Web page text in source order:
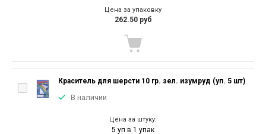
Цена за упаковку
262.50 руб
Краситель для шерсти 10 гр. зел. изумруд (уп. 5 шт)
В наличии
Цена за штуку:
5 уп в 1 упак